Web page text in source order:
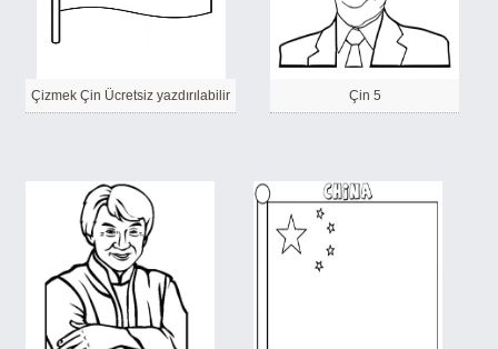
Çizmek Çin Ücretsiz yazdırılabilir Çin 5